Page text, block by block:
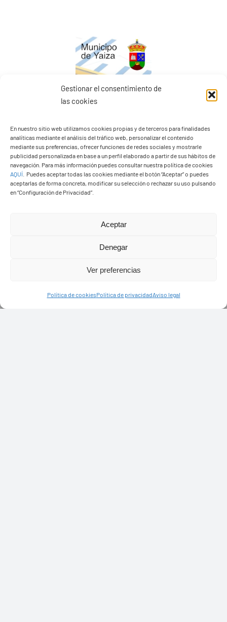
Gestionar el consentimiento de
las cookies
En nuestro sitio web utilizamos cookies propias y de terceros para finalidades
analíticas mediante el análisis del tráfico web, personalizar el contenido
mediante sus preferencias, ofrecer funciones de redes sociales y mostrarle
publicidad personalizada en base a un perfil elaborado a partir de sus hábitos de
navegación. Para más información puedes consultar nuestra política de cookies
AQUÍ
Puedes aceptar todas las cookies mediante el botón “Aceptar” o puedes
aceptarlas de forma concreta, modificar su selección o rechazar su uso pulsando
en “Configuración de Privacidad”.
Aceptar
Denegar
Ver preferencias
Política de cookiesPolítica de privacidadAviso legal
Presupuestos 2026